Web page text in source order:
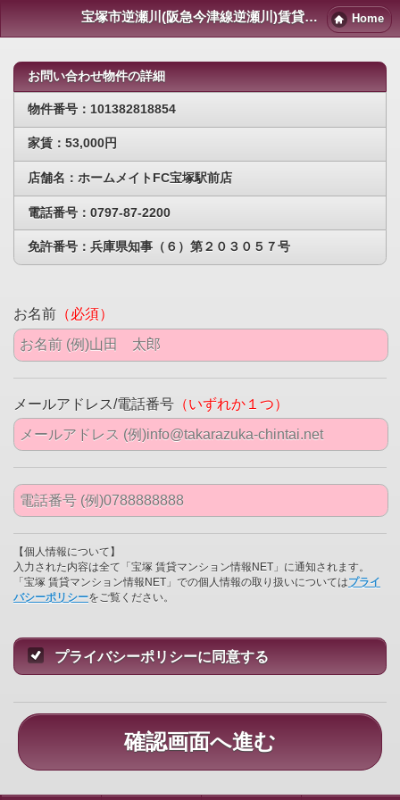
宝塚市逆瀬川(阪急今津線逆瀬川)賃貸物件｜宝塚賃貸マンション情報NET Home
お問い合わせ物件の詳細
物件番号：101382818854
家賃：53,000円
店舗名：ホームメイトFC宝塚駅前店
電話番号：0797-87-2200
免許番号：兵庫県知事（６）第２０３０５７号
お名前 （必須）
メールアドレス/電話番号 （いずれか１つ）
【個人情報について】
入力された内容は全て「宝塚 賃貸マンション情報NET」に通知されます。
「宝塚 賃貸マンション情報NET」での個人情報の取り扱いについてはプライ
バシーポリシーをご覧ください。
プライバシーポリシーに同意する
確認画面へ進む